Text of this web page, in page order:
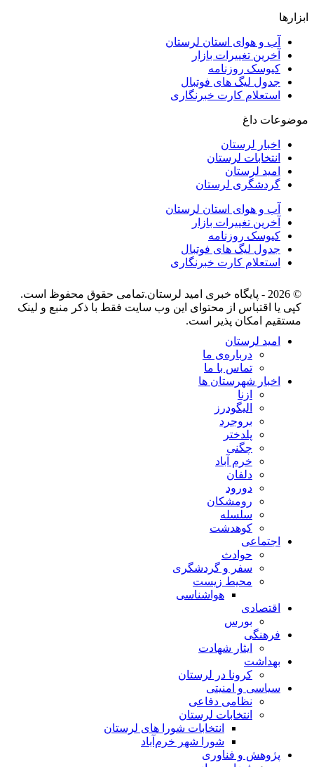
ابزارها
آب و هوای استان لرستان
آخرین تغییرات بازار
کیوسک روزنامه
جدول لیگ های فوتبال
استعلام کارت خبرنگاری
موضوعات داغ
اخبار لرستان
انتخابات لرستان
امید لرستان
گردشگری لرستان
آب و هوای استان لرستان
آخرین تغییرات بازار
کیوسک روزنامه
جدول لیگ های فوتبال
استعلام کارت خبرنگاری
© 2026 - پایگاه خبری اميد لرستان.تمامی حقوق محفوظ است.
کپی یا اقتباس از محتوای این وب سایت فقط با ذکر منبع و لینک
مستقیم امکان پذیر است.
امید لرستان
درباره‌ی ما
تماس با ما
اخبار شهرستان ها
ازنا
الیگودرز
بروجرد
پلدختر
چگنی
خرم آباد
دلفان
دورود
رومشکان
سلسله
کوهدشت
اجتماعی
حوادث
سفر و گردشگری
محیط زیست
هواشناسی
اقتصادی
بورس
فرهنگی
ایثار شهادت
بهداشت
کرونا در لرستان
سیاسی و امنیتی
نظامی دفاعی
انتخابات لرستان
انتخابات شورا های لرستان
شورا شهر خرم‌آباد
پژوهش و فناوری